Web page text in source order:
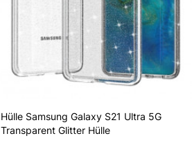
Hülle Samsung Galaxy S21 Ultra 5G
Transparent Glitter Hülle